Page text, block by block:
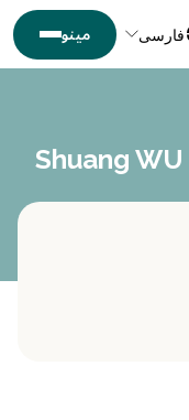
فارسی
Shuang WU